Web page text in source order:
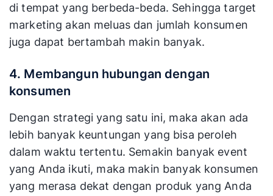
di tempat yang berbeda-beda. Sehingga target
marketing akan meluas dan jumlah konsumen
juga dapat bertambah makin banyak.
4. Membangun hubungan dengan
konsumen
Dengan strategi yang satu ini, maka akan ada
lebih banyak keuntungan yang bisa peroleh
dalam waktu tertentu. Semakin banyak event
yang Anda ikuti, maka makin banyak konsumen
yang merasa dekat dengan produk yang Anda